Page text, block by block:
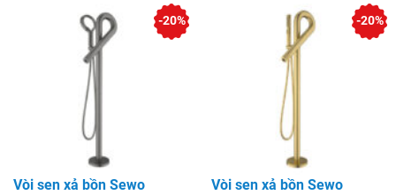
Vòi sen xả bồn Sewo
-20%
Vòi sen xả bồn Sewo
-20%